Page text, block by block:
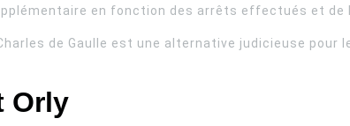
en fonction des arrêts effectués et de
de Gaulle est une alternative judicieuse pour
Orly